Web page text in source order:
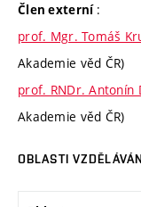
Člen externí :
prof. Mgr. Tomáš
Akademie věd ČR)
prof. RNDr. Antonín
Akademie věd ČR)
OBLASTI